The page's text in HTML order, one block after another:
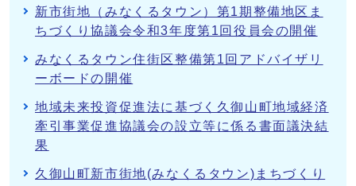
新市街地（みなくるタウン）第1期整備地区ま
ちづくり協議会令和3年度第1回役員会の開催
みなくるタウン住街区整備第1回アドバイザリ
ーボードの開催
地域未来投資促進法に基づく久御山町地域経済
牽引事業促進協議会の設立等に係る書面議決結
果
久御山町新市街地(みなくるタウン)まちづくり